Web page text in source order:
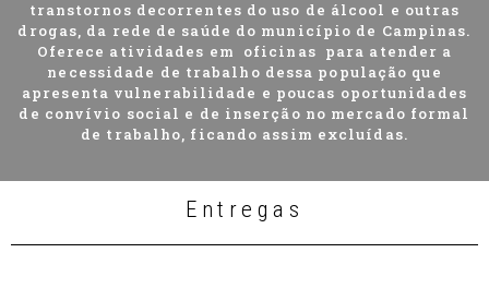
transtornos decorrentes do uso de álcool e outras
drogas, da rede de saúde do município de Campinas.
Oferece atividades em oficinas para atender a
necessidade de trabalho dessa população que
apresenta vulnerabilidade e poucas oportunidades
de convívio social e de inserção no mercado formal
de trabalho, ficando assim excluídas.
Entregas